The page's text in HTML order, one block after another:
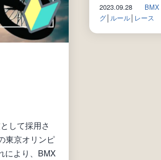
して採用さ
東京オリンピ
により、BMX
2023.09.28 BMX
グ│ ルール│ レース